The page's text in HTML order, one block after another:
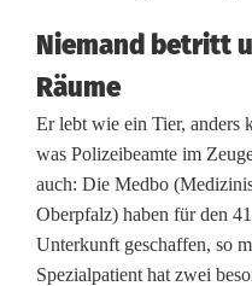
e
r
i
c
h
t
Niemand betritt
Räume
Er lebt wie ein Tier, anders
was Polizeibeamte im
auch: Die Medbo
Oberpfalz) haben für den
Unterkunft geschaffen, so
Spezialpatient hat zwei